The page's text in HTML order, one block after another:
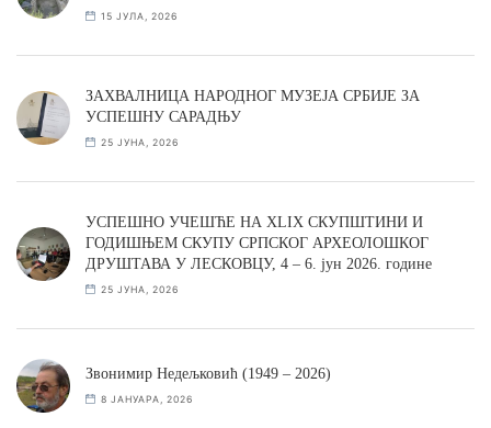
15 ЈУЛА, 2026
ЗАХВАЛНИЦА НАРОДНОГ МУЗЕЈА СРБИЈЕ ЗА
УСПЕШНУ САРАДЊУ
25 ЈУНА, 2026
УСПЕШНО УЧЕШЋЕ НА XLIX СКУПШТИНИ И
ГОДИШЊЕМ СКУПУ СРПСКОГ АРХЕОЛОШКОГ
ДРУШТАВА У ЛЕСКОВЦУ, 4 – 6. јун 2026. године
25 ЈУНА, 2026
Звонимир Недељковић (1949 – 2026)
8 ЈАНУАРА, 2026